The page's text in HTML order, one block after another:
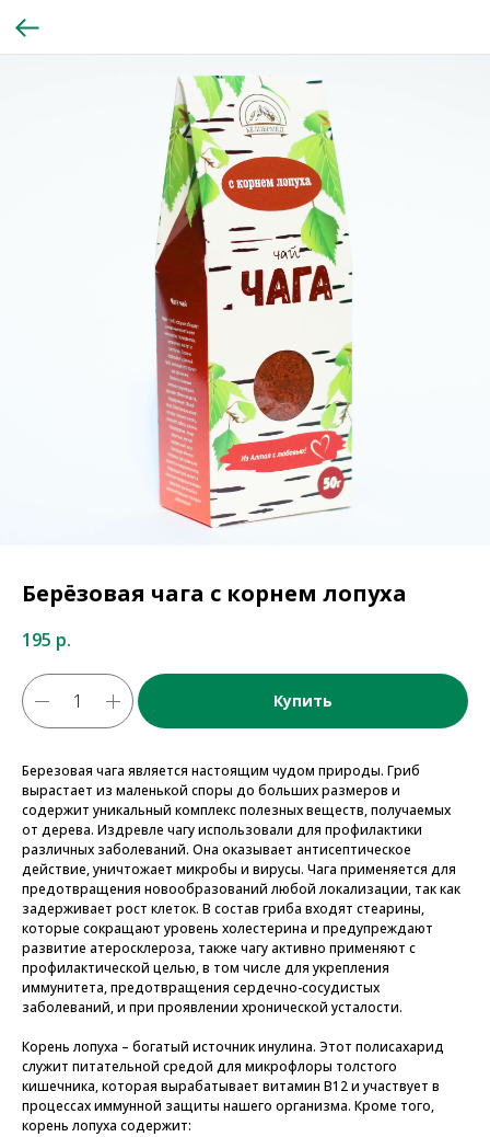
Берёзовая чага c корнем лопуха
195 р.
Купить
Березовая чага является настоящим чудом природы. Гриб
вырастает из маленькой споры до больших размеров и
содержит уникальный комплекс полезных веществ, получаемых
от дерева. Издревле чагу использовали для профилактики
различных заболеваний. Она оказывает антисептическое
действие, уничтожает микробы и вирусы. Чага применяется для
предотвращения новообразований любой локализации, так как
задерживает рост клеток. В состав гриба входят стеарины,
которые сокращают уровень холестерина и предупреждают
развитие атеросклероза, также чагу активно применяют с
профилактической целью, в том числе для укрепления
иммунитета, предотвращения сердечно-сосудистых
заболеваний, и при проявлении хронической усталости.
Корень лопуха – богатый источник инулина. Этот полисахарид
служит питательной средой для микрофлоры толстого
кишечника, которая вырабатывает витамин B12 и участвует в
процессах иммунной защиты нашего организма. Кроме того,
корень лопуха содержит: